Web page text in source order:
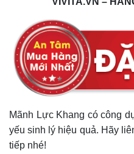
Mãnh Lực Khang có công
yếu sinh lý hiệu quả. Hãy
tiếp nhé!